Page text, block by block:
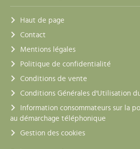
Haut de page
Contact
Mentions légales
Politique de confidentialité
Conditions de vente
Conditions Générales d'Utilisation
Information consommateurs sur la
au démarchage téléphonique
Gestion des cookies